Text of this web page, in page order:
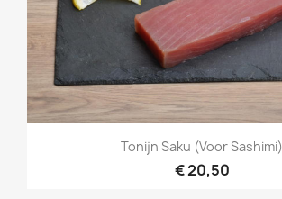
Tonijn Saku (voor Sashimi)
€ 20,50